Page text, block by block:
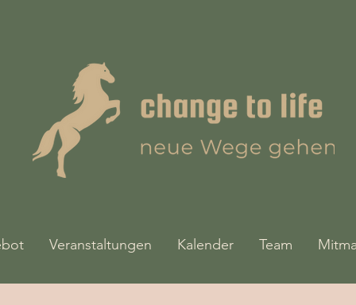
Veranstaltungen Kalender Team